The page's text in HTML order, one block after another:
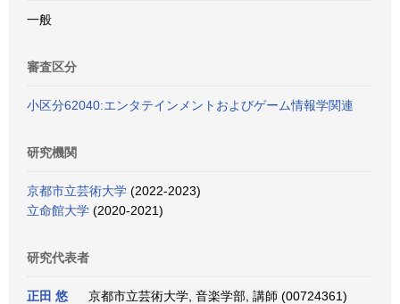
一般
審査区分
小区分62040:エンタテインメントおよびゲーム情報学関連
研究機関
京都市立芸術大学 (2022-2023)
立命館大学 (2020-2021)
研究代表者
正田 悠 京都市立芸術大学, 音楽学部, 講師 (00724361)